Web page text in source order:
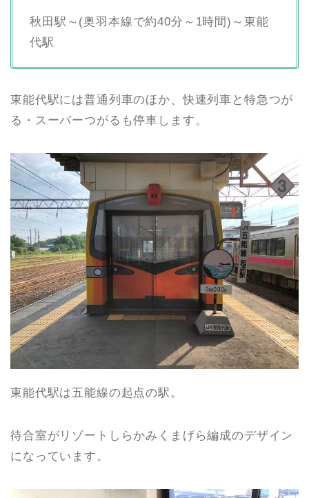
秋田駅～(奥羽本線で約40分～1時間)～東能
代駅
東能代駅には普通列車のほか、快速列車と特急つが
る・スーパーつがるも停車します。
東能代駅は五能線の起点の駅。
待合室がリゾートしらかみくまげら編成のデザイン
になっています。